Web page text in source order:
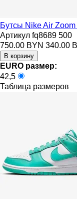
Бутсы Nike Air
Артикул fq8689 500
750.00 BYN 340.00
EURO размер:
42,5
Таблица размеров